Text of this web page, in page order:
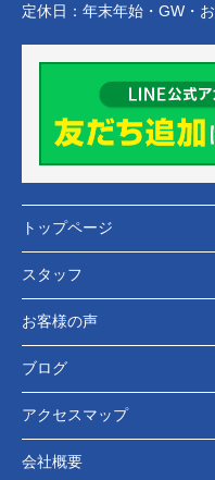
定休日： 年末年始・GW・
トップページ
スタッフ
お客様の声
ブログ
アクセスマップ
会社概要